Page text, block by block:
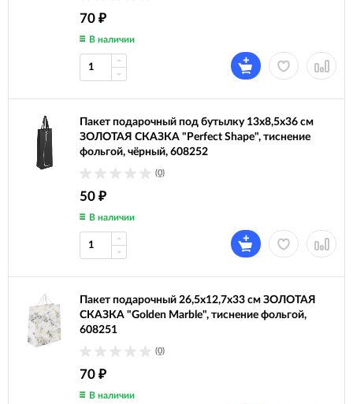
70 ₽
В наличии
Пакет подарочный под бутылку 13x8,5x36 см
ЗОЛОТАЯ СКАЗКА "Perfect Shape", тиснение
фольгой, чёрный, 608252
(0)
50 ₽
В наличии
Пакет подарочный 26,5x12,7x33 см ЗОЛОТАЯ
СКАЗКА "Golden Marble", тиснение фольгой,
608251
(0)
70 ₽
В наличии